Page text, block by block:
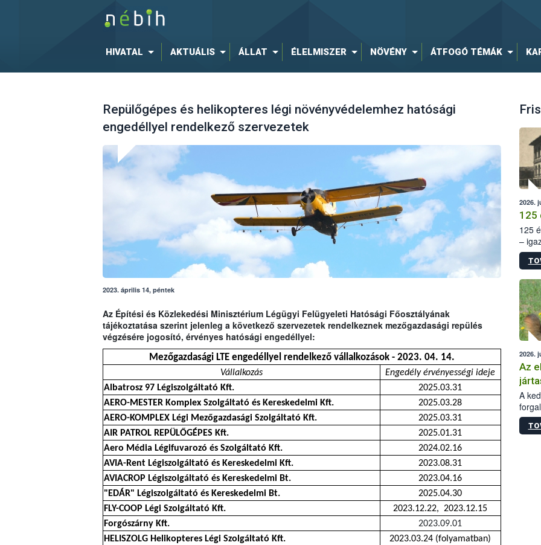
HIVATAL AKTUÁLIS ÁLLAT ÉLELMISZER NÖVÉNY ÁTFOGÓ TÉMÁK
Repülőgépes és helikopteres légi növényvédelemhez hatósági
engedéllyel rendelkező szervezetek
2023. április 14, péntek
Az Építési és Közlekedési Minisztérium Légügyi Felügyeleti Hatósági Főosztályának
tájékoztatása szerint jelenleg a következő szervezetek rendelkeznek mezőgazdasági repülés
végzésére jogosító, érvényes hatósági engedéllyel:
Mezőgazdasági LTE engedéllyel rendelkező vállalkozások - 2023. 04. 14.
Vállalkozás
Engedély érvényességi ideje
Albatrosz 97 Légiszolgáltató Kft.
2025.03.31
AERO-MESTER Komplex Szolgáltató és Kereskedelmi Kft.
2025.03.28
AERO-KOMPLEX Légi Mezőgazdasági Szolgáltató Kft.
2025.03.31
AIR PATROL REPÜLŐGÉPES Kft.
2025.01.31
Aero Média Légifuvarozó és Szolgáltató Kft.
2024.02.16
AVIA-Rent Légiszolgáltató és Kereskedelmi Kft.
2023.08.31
AVIACROP Légiszolgáltató és Kereskedelmi Bt.
2023.04.16
"EDÁR" Légiszolgáltató és Kereskedelmi Bt.
2025.04.30
FLY-COOP Légi Szolgáltató Kft.
2023.12.22, 2023.12.15
Forgószárny Kft.
2023.09.01
HELISZOLG Helikopteres Légi Szolgáltató Kft.
2023.03.24 (folyamatban)
2026.
125
125
–
15.
2026.
Az
A